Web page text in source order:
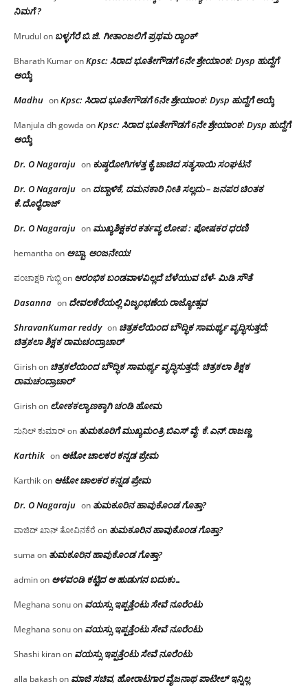
ನಿಮಗೆ ?
Mrudul on ಬಳ್ಳಗೆರೆ ಬಿ.ಜಿ. ಗೀತಾಂಜಲಿಗೆ ಪ್ರಥಮ ರ‌್ಯಾಂಕ್
Bharath KumaronKpsc: ಸಿರಾದ ಭೂತೇಗೌಡಗೆ 6ನೇ ಶ್ರೇಯಾಂಕ: Dysp ಹುದ್ದೆಗೆ
ಆಯ್ಕೆ
Madhu onKpsc: ಸಿರಾದ ಭೂತೇಗೌಡಗೆ 6ನೇ ಶ್ರೇಯಾಂಕ: Dysp ಹುದ್ದೆಗೆ ಆಯ್ಕೆ
Manjula dh gowda onKpsc: ಸಿರಾದ ಭೂತೇಗೌಡಗೆ 6ನೇ ಶ್ರೇಯಾಂಕ: Dysp ಹುದ್ದೆಗೆ
ಆಯ್ಕೆ
Dr. O Nagaraju on ಕುಷ್ಠರೋಗಿಗಳತ್ತ ಕೈ ಚಾಚಿದ ಸತ್ಯಸಾಯಿ ಸಂಘಟನೆ
Dr. O Nagaraju on ದಬ್ಬಾಳಿಕೆ, ದಮನಕಾರಿ ನೀತಿ ಸಲ್ಲದು – ಜನಪರ ಚಿಂತಕ
ಕೆ.ದೊರೈರಾಜ್
Dr. O Nagaraju on ಮುಖ್ಯಶಿಕ್ಷಕರ ಕರ್ತವ್ಯ ಲೋಪ : ಪೋಷಕರ ಧರಣಿ
hemantha on ಅಬ್ಬಾ, ಆಂಜನೇಯ!
ಪಂಚಾಕ್ಷರಿ ಗುಬ್ಬಿon ಆರಂಭಿಕ ಬಂಡವಾಳವಿಲ್ಲದೆ ಬೆಳೆಯುವ ಬೆಳೆ- ಮಿಡಿ ಸೌತೆ
Dasanna on ದೇವಲಕೆರೆಯಲ್ಲಿ ವಿಜೃಂಭಣೆಯ ರಾಜ್ಯೋತ್ಸವ
ShravanKumar reddy on ಚಿತ್ರಕಲೆಯಿಂದ ಬೌದ್ಧಿಕ ಸಾಮರ್ಥ್ಯ ವೃದ್ಧಿಸುತ್ತದೆ;
ಚಿತ್ರಕಲಾ ಶಿಕ್ಷಕ ರಾಮಚಂದ್ರಾಚಾರ್
Girishon ಚಿತ್ರಕಲೆಯಿಂದ ಬೌದ್ಧಿಕ ಸಾಮರ್ಥ್ಯ ವೃದ್ಧಿಸುತ್ತದೆ; ಚಿತ್ರಕಲಾ ಶಿಕ್ಷಕ
ರಾಮಚಂದ್ರಾಚಾರ್
Girishon ಲೋಕಕಲ್ಯಾಣಕ್ಕಾಗಿ ಚಂಡಿ ಹೋಮ
ಸುನಿಲ್ ಕುಮಾರ್on ತುಮಕೂರಿಗೆ ಮುಖ್ಯಮಂತ್ರಿ ಬಿಎಸ್ ವೈ: ಕೆ.ಎನ್.ರಾಜಣ್ಣ
Karthik on ಆಟೋ ಚಾಲಕರ ಕನ್ನಡ ಪ್ರೇಮ
Karthikon ಆಟೋ ಚಾಲಕರ ಕನ್ನಡ ಪ್ರೇಮ
Dr. O Nagaraju on ತುಮಕೂರಿನ ಹಾವುಕೊಂಡ ಗೊತ್ತಾ?
ವಾಜಿದ್ ಖಾನ್ ತೋವಿನಕೆರೆ on ತುಮಕೂರಿನ ಹಾವುಕೊಂಡ ಗೊತ್ತಾ?
suma on ತುಮಕೂರಿನ ಹಾವುಕೊಂಡ ಗೊತ್ತಾ?
adminon ಅಳವಂಡಿ ಕಟ್ಟಿದ ಆ ಹುಡುಗನ ಬದುಕು…
Meghana sonuon ವಯಸ್ಸು ಇಪ್ಪತ್ತೆಂಟು ಸೇವೆ ನೂರೆಂಟು
Meghana sonuon ವಯಸ್ಸು ಇಪ್ಪತ್ತೆಂಟು ಸೇವೆ ನೂರೆಂಟು
Shashi kiranon ವಯಸ್ಸು ಇಪ್ಪತ್ತೆಂಟು ಸೇವೆ ನೂರೆಂಟು
alla bakashon ಮಾಜಿ ಸಚಿವ, ಹೋರಾಟಗಾರ ವೈಜನಾಥ ಪಾಟೀಲ್ ಇನ್ನಿಲ್ಲ